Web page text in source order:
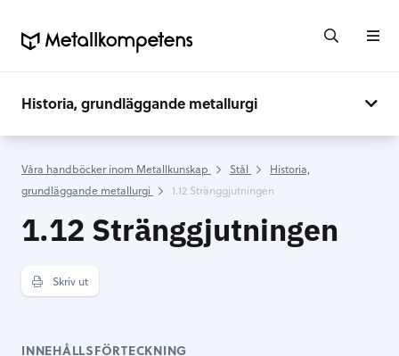
Historia, grundläggande metallurgi
Våra handböcker inom Metallkunskap Stål
Historia,
grundläggande metallurgi
1.12 Stränggjutningen
1.12 Stränggjutningen
Skriv ut
INNEHÅLLSFÖRTECKNING